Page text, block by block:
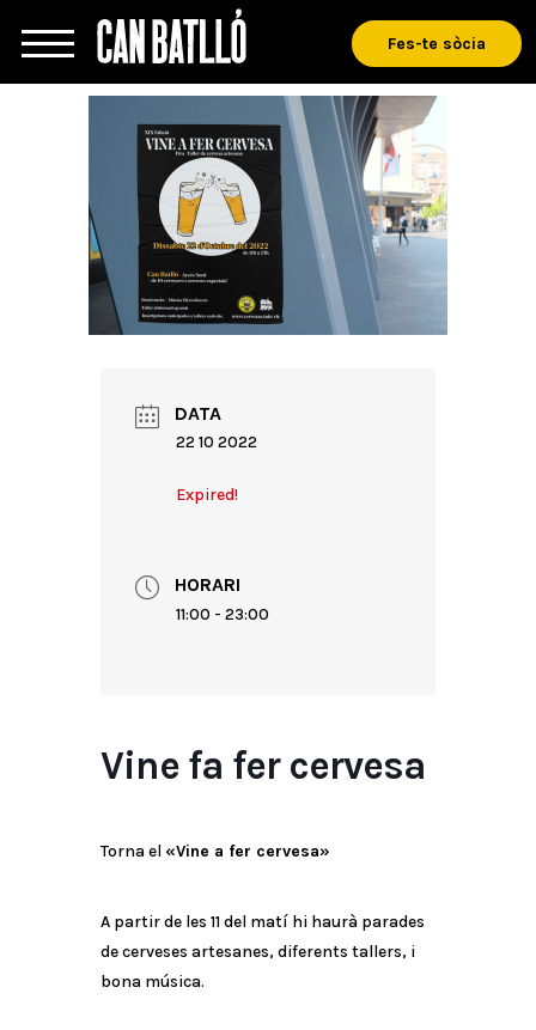
Fes-te sòcia
DATA
22 10 2022
Expired!
HORARI
11:00 - 23:00
Vine fa fer cervesa
Torna el «Vine a fer cervesa»
A partir de les 11 del matí hi haurà parades
de cerveses artesanes, diferents tallers, i
bona música.